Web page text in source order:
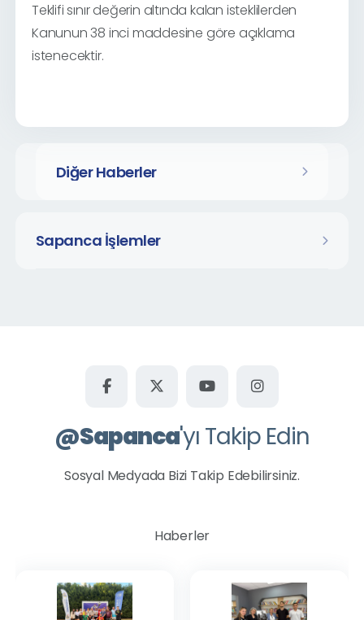
Diğer Haberler
Sapanca İşlemler
Teklifi sınır değerin altında kalan isteklilerden
Kanunun 38 inci maddesine göre açıklama
istenecektir.
@Sapanca'yı Takip Edin
Sosyal Medyada Bizi Takip Edebilirsiniz.
Haberler